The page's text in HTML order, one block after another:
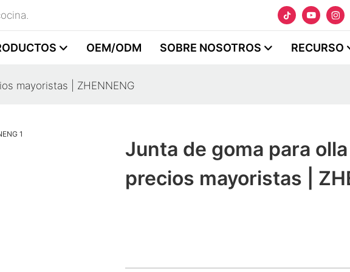
OEM/ODM SOBRE NOSOTROS RECURSO
mayoristas | ZHENNENG
Junta de goma para
precios mayoristas |